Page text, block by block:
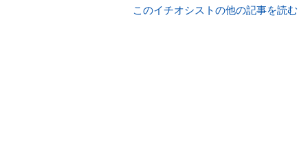
インフルエンサーが実際に使用してレビューしています。毎日トレン
このイチオシストの他の記事を読む